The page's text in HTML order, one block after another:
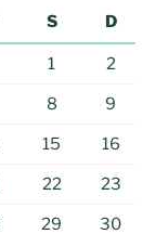
S D
1 2
8 9
15 16
22 23
29 30